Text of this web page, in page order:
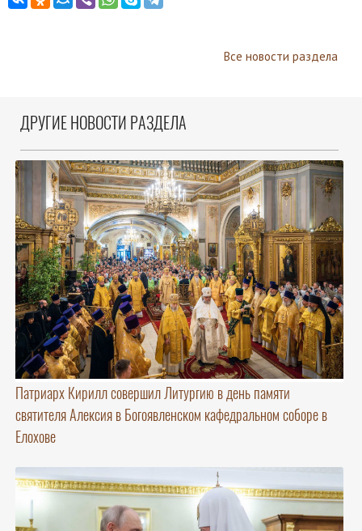
Все новости раздела
ДРУГИЕ НОВОСТИ РАЗДЕЛА
Патриарх Кирилл совершил Литургию в день памяти
святителя Алексия в Богоявленском кафедральном соборе в
Елохове